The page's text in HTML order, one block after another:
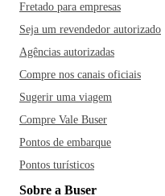
Fretado para empresas
Seja um revendedor autorizado
Agências autorizadas
Compre nos canais oficiais
Sugerir uma viagem
Compre Vale Buser
Pontos de embarque
Pontos turísticos
Sobre a Buser